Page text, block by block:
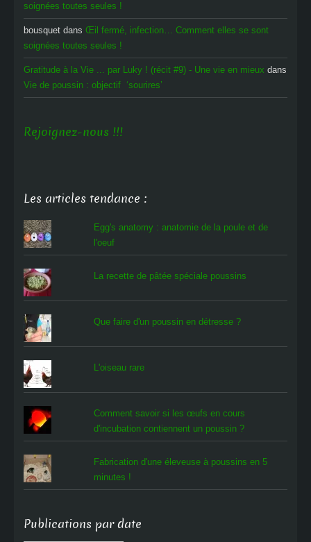
soignées toutes seules !
bousquet dans Œil fermé, infection… Comment elles se sont
soignées toutes seules !
Gratitude à la Vie ... par Luky ! (récit #9) - Une vie en mieux dans
Vie de poussin : objectif ‘sourires’
Rejoignez-nous !!!
Les articles tendance :
Egg's anatomy : anatomie de la poule et de
l'oeuf
La recette de pâtée spéciale poussins
Que faire d'un poussin en détresse ?
L'oiseau rare
Comment savoir si les œufs en cours
d'incubation contiennent un poussin ?
Fabrication d'une éleveuse à poussins en 5
minutes !
Publications par date